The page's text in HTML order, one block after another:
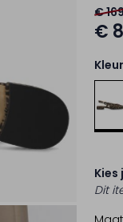
€
€
Kies
Dit